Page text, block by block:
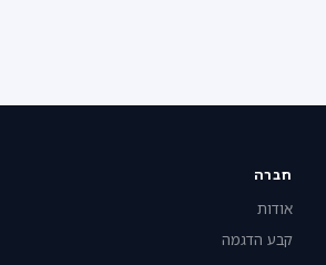
חברה
אודות
קבע הדגמה